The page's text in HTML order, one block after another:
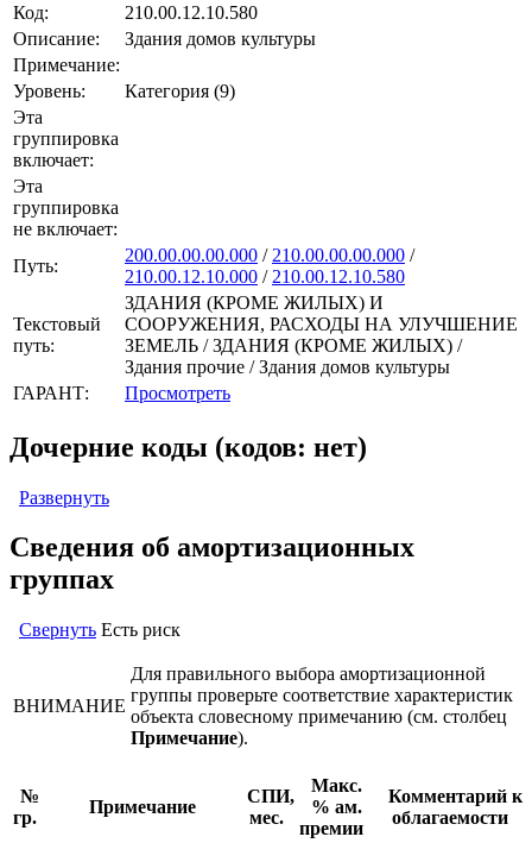
Код:
210.00.12.10.580
Описание:
Здания домов культуры
Примечание:
Уровень:
Категория (9)
Эта
группировка
включает:
Эта
группировка
не включает:
Путь:
200.00.00.00.000 / 210.00.00.00.000 /
210.00.12.10.000 / 210.00.12.10.580
Текстовый
путь:
ЗДАНИЯ (КРОМЕ ЖИЛЫХ) И
СООРУЖЕНИЯ, РАСХОДЫ НА УЛУЧШЕНИЕ
ЗЕМЕЛЬ / ЗДАНИЯ (КРОМЕ ЖИЛЫХ) /
Здания прочие / Здания домов культуры
ГАРАНТ:
Просмотреть
Дочерние коды (кодов: нет)
Развернуть
Сведения об амортизационных
группах
Свернуть Есть риск
ВНИМАНИЕ
Для правильного выбора амортизационной
группы проверьте соответствие характеристик
объекта словесному примечанию (см. столбец
Примечание).
№
гр.
Примечание
СПИ,
мес.
Макс.
% ам.
премии
Комментарий к
облагаемости